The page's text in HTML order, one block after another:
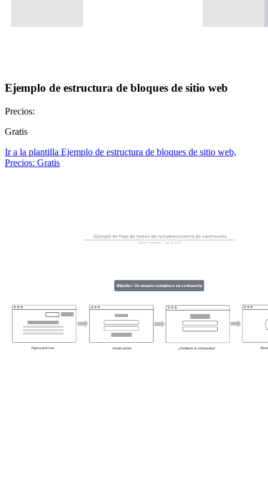
Ejemplo de estructura de bloques de sitio web
Precios:
Gratis
Ir a la plantilla Ejemplo de estructura de bloques de sitio web,
Precios: Gratis